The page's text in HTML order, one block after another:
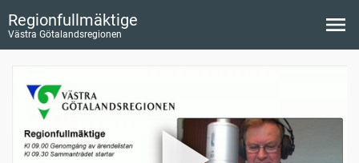
Regionfullmäktige
Västra Götalandsregionen